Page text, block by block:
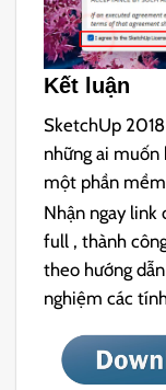
Kết luận
SketchUp
những ai muốn
một phần
Nhận ngay link
full , thành
theo hướng
nghiệm các